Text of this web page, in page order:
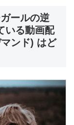
ールの逆
いる動画配
ンド) はど